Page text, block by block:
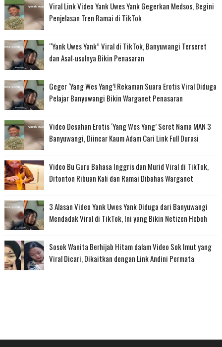
Viral Link Video Yank Uwes Yank Gegerkan Medsos, Begini
Penjelasan Tren Ramai di TikTok
“Yank Uwes Yank” Viral di TikTok, Banyuwangi Terseret
dan Asal-usulnya Bikin Penasaran
Geger ‘Yang Wes Yang’! Rekaman Suara Erotis Viral Diduga
Pelajar Banyuwangi Bikin Warganet Penasaran
Video Desahan Erotis ‘Yang Wes Yang’ Seret Nama MAN 3
Banyuwangi, Diincar Kaum Adam Cari Link Full Durasi
Video Bu Guru Bahasa Inggris dan Murid Viral di TikTok,
Ditonton Ribuan Kali dan Ramai Dibahas Warganet
3 Alasan Video Yank Uwes Yank Diduga dari Banyuwangi
Mendadak Viral di TikTok, Ini yang Bikin Netizen Heboh
Sosok Wanita Berhijab Hitam dalam Video Sok Imut yang
Viral Dicari, Dikaitkan dengan Link Andini Permata